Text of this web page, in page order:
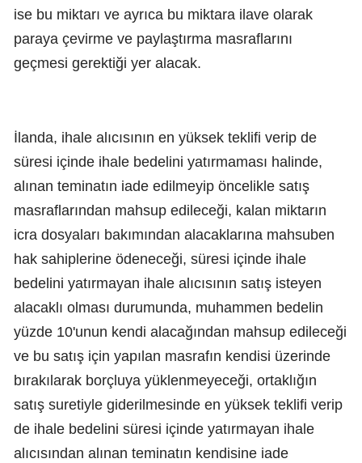
ise bu miktarı ve ayrıca bu miktara ilave olarak
paraya çevirme ve paylaştırma masraflarını
geçmesi gerektiği yer alacak.
İlanda, ihale alıcısının en yüksek teklifi verip de
süresi içinde ihale bedelini yatırmaması halinde,
alınan teminatın iade edilmeyip öncelikle satış
masraflarından mahsup edileceği, kalan miktarın
icra dosyaları bakımından alacaklarına mahsuben
hak sahiplerine ödeneceği, süresi içinde ihale
bedelini yatırmayan ihale alıcısının satış isteyen
alacaklı olması durumunda, muhammen bedelin
yüzde 10'unun kendi alacağından mahsup edileceği
ve bu satış için yapılan masrafın kendisi üzerinde
bırakılarak borçluya yüklenmeyeceği, ortaklığın
satış suretiyle giderilmesinde en yüksek teklifi verip
de ihale bedelini süresi içinde yatırmayan ihale
alıcısından alınan teminatın kendisine iade